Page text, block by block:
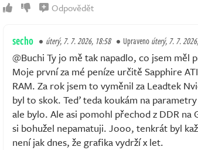
Odpovědět
secho úterý, 7. 7. 2026, 18:58 Upravenoúterý, 7. 7.
@Buchi Ty jo mě tak napadlo, co jsem měl
Moje první za mé peníze určitě Sapphire
RAM. Za rok jsem to vyměnil za Leadtek
byl to skok. Teď teda koukám na
ale bylo. Ale asi pomohl přechod z DDR na
si bohužel nepamatuji. Jooo, tenkrát byl
není jak dnes, že grafika vydrží x let.